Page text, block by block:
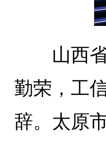
山西省
勤荣，工
辞。太原